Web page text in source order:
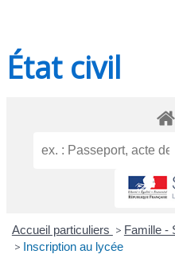
État civil
Accueil particuliers > Famille -
> Inscription au lycée